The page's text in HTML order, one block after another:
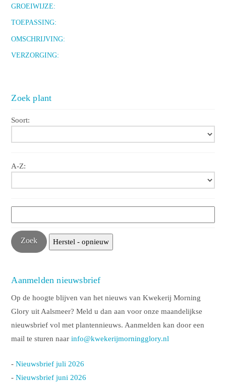
GROEIWIJZE:
TOEPASSING:
OMSCHRIJVING:
VERZORGING:
Zoek plant
Soort:
A-Z:
Aanmelden nieuwsbrief
Op de hoogte blijven van het nieuws van Kwekerij Morning
Glory uit Aalsmeer? Meld u dan aan voor onze maandelijkse
nieuwsbrief vol met plantennieuws. Aanmelden kan door een
mail te sturen naarinfo@kwekerijmorningglory.nl
-Nieuwsbrief juli 2026
-Nieuwsbrief juni 2026